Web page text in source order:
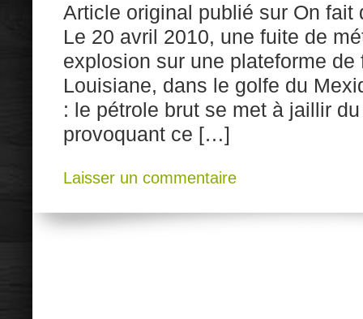
Article original publié sur On fait
Le 20 avril 2010, une fuite de
explosion sur une plateforme
Louisiane, dans le golfe du
: le pétrole brut se met à jaillir
provoquant ce […]
Laisser un commentaire